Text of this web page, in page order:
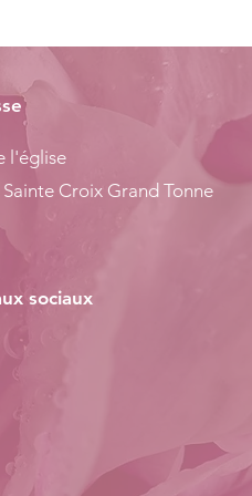
l'église
Sainte Croix Grand Tonne
sociaux